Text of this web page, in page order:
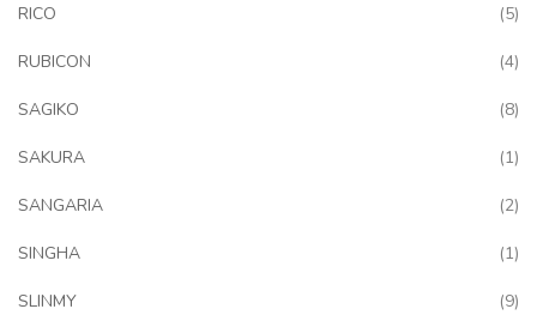
RICO 5
RUBICON 4
SAGIKO 8
SAKURA 1
SANGARIA 2
SINGHA 1
SLINMY 9